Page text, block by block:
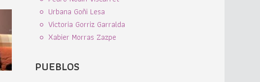
Urbana Goñi Lesa
Victoria Gorriz Garralda
Xabier Morras Zazpe
PUEBLOS